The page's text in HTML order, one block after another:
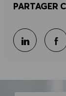
PARTAGER